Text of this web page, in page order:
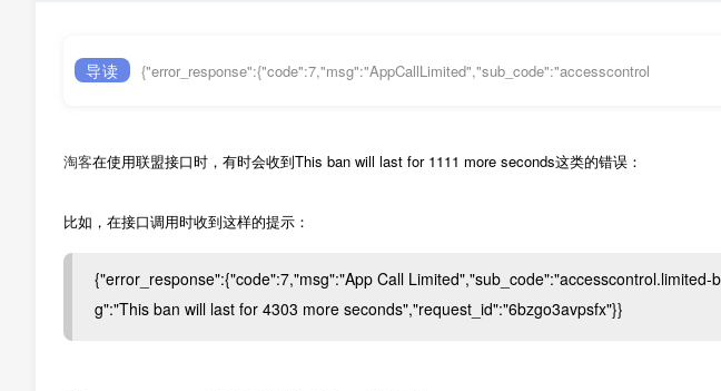
导读 {"error_response":{"code":7,"msg":"AppCallLimited","sub_code":"accesscontrol
淘客在使用联盟接口时，有时会收到This ban will last for 1111 more seconds这类的错误：
比如，在接口调用时收到这样的提示：
{"error_response":{"code":7,"msg":"App Call
g":"This ban will last for 4303 more seconds","request_id":"6bzgo3avpsfx"}}